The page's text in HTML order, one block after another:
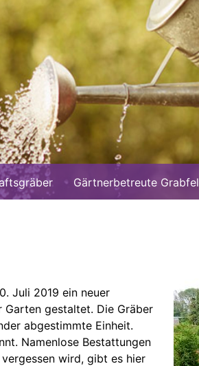
Gärtnerbetreute
Juli 2019 ein neuer
gestaltet. Die Gräber
abgestimmte Einheit.
Namenlose Bestattungen
wird, gibt es hier